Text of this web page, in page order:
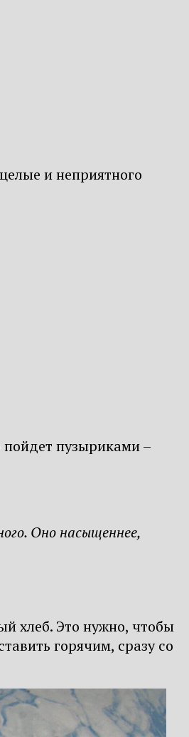
и неприятного
пойдет пузыриками –
Оно насыщеннее,
хлеб. Это нужно, чтобы
горячим, сразу со